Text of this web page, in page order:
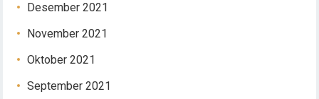
Desember 2021
November 2021
Oktober 2021
September 2021